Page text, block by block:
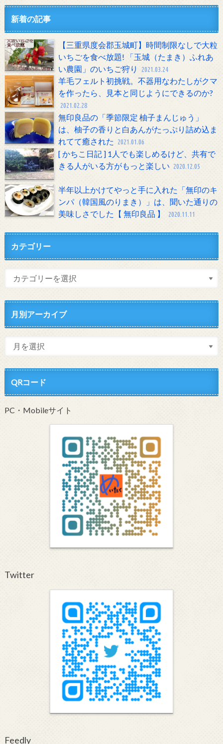
新着の記事
【三重県度会郡玉城町】時間制限なしで大粒
いちごを食べ放題! 「玉城（たまき）ふれあ
い農園」のいちご狩り
2021.03.24
羊毛フェルト初挑戦。不器用なわたしがクマ
を作ったら、見本と同じようにできるのか?
2021.02.28
無印良品の「季節限定 柚子まんじゅう」
は、柚子の香りと白あんがたっぷり詰め込ま
れてて癒された
2021.01.06
[ かちこ日記 ] 1人でも楽しめるけど、共有で
きる人がいる方がもっと楽しい 2020.12.05
半年以上かけてやっと手に入れた「無印のキ
ンパ（韓国風のりまき）」は、聞いた通りの
美味しさでした【 無印良品 】
2020.11.11
カテゴリー
月別アーカイブ
QRコード
PC・Mobileサイト
Twitter
Feedly